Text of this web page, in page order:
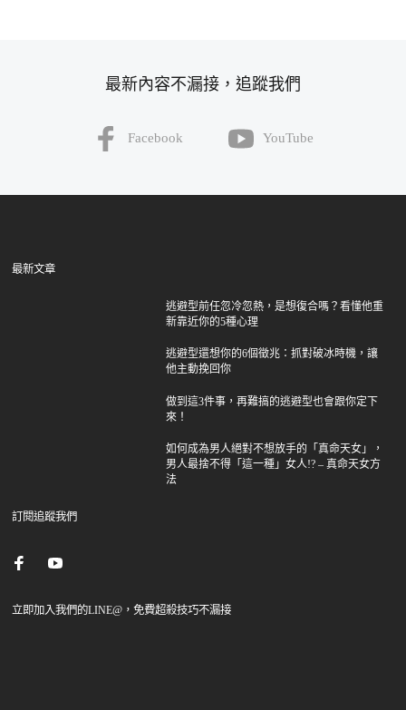
最新內容不漏接，追蹤我們
Facebook YouTube
最新文章
逃避型前任忽冷忽熱，是想復合嗎？看懂他重
新靠近你的5種心理
逃避型還想你的6個徵兆：抓對破冰時機，讓
他主動挽回你
做到這3件事，再難搞的逃避型也會跟你定下
來！
如何成為男人絕對不想放手的「真命天女」，
男人最捨不得「這一種」女人!? – 真命天女方
法
訂閱追蹤我們
立即加入我們的LINE@，免費超殺技巧不漏接